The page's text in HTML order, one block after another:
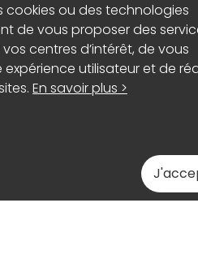
cookies ou des technologies
de vous proposer des
centres d’intérêt, de vous
utilisateur et de
En savoir plus >